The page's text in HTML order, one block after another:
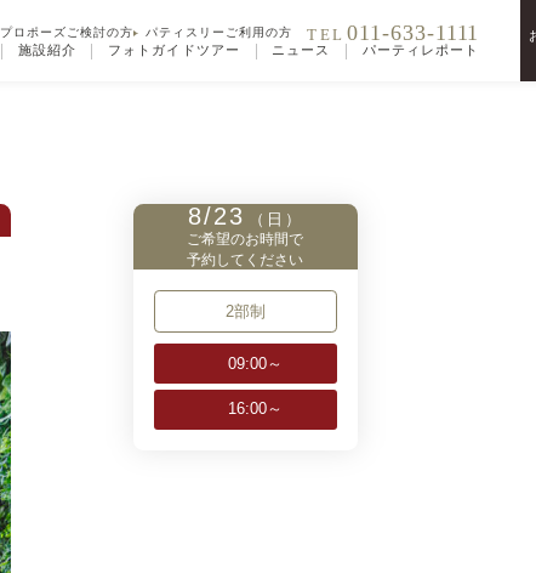
プロポーズご検討の方 パティスリーご利用の方 TEL 011-633-1111
施設紹介 フォトガイドツアー ニュース パーティレポート
8/23 （日）
ご希望のお時間で
予約してください
2部制
09:00～
16:00～